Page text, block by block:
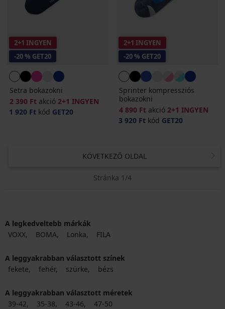
2+1 INGYEN
-20 % GET20
Setra bokazokni
2 390 Ft akció 2+1 INGYEN
1 920 Ft kód GET20
2+1 INGYEN
-20 % GET20
Sprinter kompressziós
bokazokni
4 890 Ft akció 2+1 INGYEN
3 920 Ft kód GET20
KÖVETKEZŐ OLDAL
Stránka 1/4
A legkedveltebb márkák
VOXX
BOMA Lonka FILA
A leggyakrabban választott színek
fekete
fehér szürke bézs
A leggyakrabban választott méretek
39-42
35-38 43-46 47-50